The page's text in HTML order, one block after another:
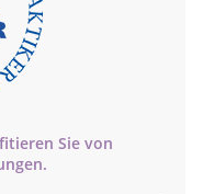
Sie von